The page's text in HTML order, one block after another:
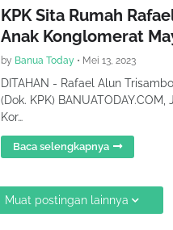
KPK Sita Rumah
Anak Konglomerat
by Banua Today • Mei 13, 2023
DITAHAN - Rafael Alun
(Dok. KPK)
Kor…
Baca selengkapnya
Muat postingan lainnya